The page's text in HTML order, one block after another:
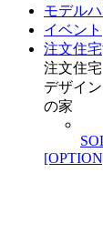
モデル
イベント
注文住宅
注文住宅
デザイ
の家